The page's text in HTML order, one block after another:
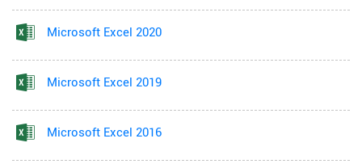
Microsoft Excel 2020
Microsoft Excel 2019
Microsoft Excel 2016